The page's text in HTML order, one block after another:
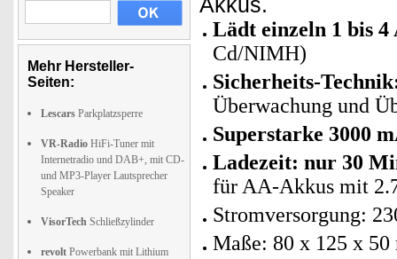
Mehr Hersteller-
Seiten:
Lescars Parkplatzsperre
VR-Radio HiFi-Tuner mit
Internetradio und DAB+, mit CD-
und MP3-Player Lautsprecher
Speaker
VisorTech Schließzylinder
revolt Powerbank mit Lithium
Lädt einzeln 1 bis 4
Cd/NIMH)
Sicherheits-
Überwachung und
Superstarke 3000
Ladezeit: nur 30
für AA-Akkus mit
Stromversorgung:
Maße: 80 x 125 x 50